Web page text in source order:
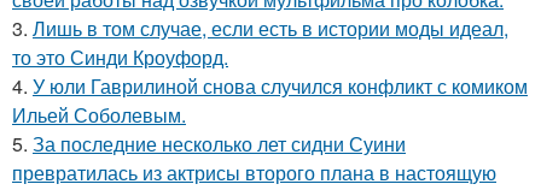
3. Лишь в том случае, если есть в истории моды идеал,
то это Синди Кроуфорд.
4. У юли Гаврилиной снова случился конфликт с комиком
Ильей Соболевым.
5. За последние несколько лет сидни Суини
превратилась из актрисы второго плана в настоящую